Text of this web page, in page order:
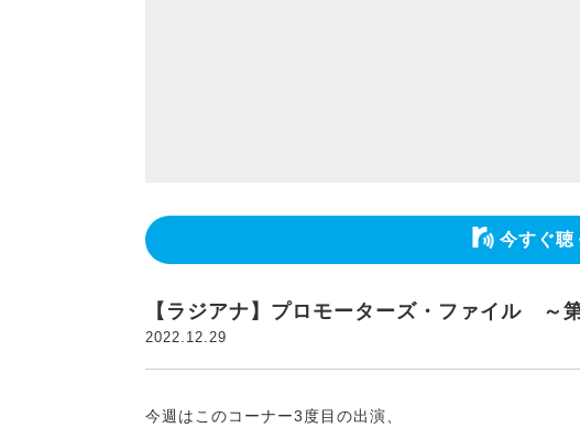
今すぐ聴
【ラジアナ】プロモーターズ・ファイル ～
2022.12.29
今週はこのコーナー3度目の出演、